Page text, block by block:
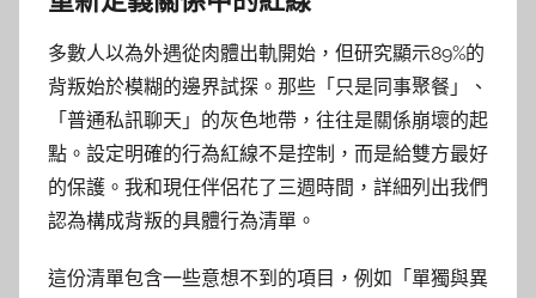
多數人以為外遇從肉體出軌開始，但研究顯示89%的
背叛始於模糊的邊界試探。那些「只是同事聚餐」、
「普通私訊聊天」的灰色地帶，往往是關係崩壞的起
點。設定明確的行為紅線不是控制，而是給雙方最好
的保護。我和現任伴侶花了三週時間，詳細列出我們
認為構成背叛的具體行為清單。
這份清單包含一些意想不到的項目，例如「單獨與異